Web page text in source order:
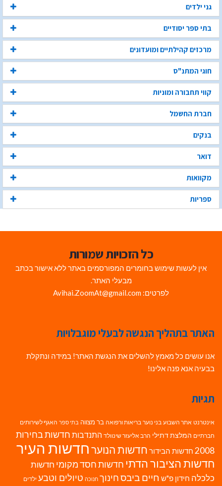
גני ילדים
בתי ספר יסודיים
מרכזים קהילתיים ומועדונים
חוגי המתנ"ס
קווי תחבורה ומוניות
חברת החשמל
בנקים
דואר
מקוואות
ספריות
כל הזכויות שמורות
אין לעשות שימוש בחומרים המפורסמים באתר ללא אישור בכתב
מבעלי האתר.
לפרטים: Avihai.ZoomAt@gmail.com
האתר בתהליך הנגשה לבעלי מוגבלויות
אנו עושים כל מאמץ להשלים את הנגשת האתר! במידה ונתקלת
בבעיה אנא פנה אלינו!
תגיות
אינטרנט אתר השבוע בני נוער בריאות ורפואה בר מצווה בתי ספר האגף לשירותים
חברתיים המלצת דתילי הרב אליעזר שינוולד התנדבות חדשות בחירות
2008 חדשות הבידור חדשות הנוערחדשות העיר
חדשות הציבור הדתי חדשות חסד מקומי חדשות
כלכלה חידון פ"ש חיים ביבסחינוך חנוכה טיולים וטבע ילדים